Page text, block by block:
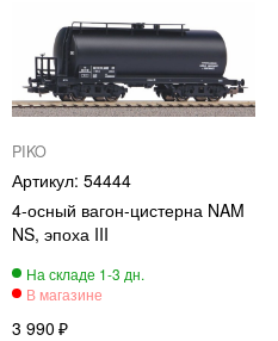
PIKO
54444
4-осный вагон-цистерна NAM
NS, эпоха III
3 990